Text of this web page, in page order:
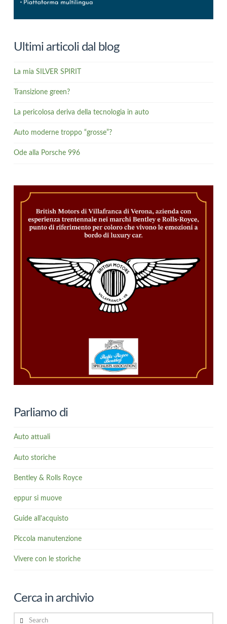
Ultimi articoli dal blog
La mia SILVER SPIRIT
Transizione green?
La pericolosa deriva della tecnologia in auto
Auto moderne troppo “grosse”?
Ode alla Porsche 996
Parliamo di
Auto attuali
Auto storiche
Bentley & Rolls Royce
eppur si muove
Guide all'acquisto
Piccola manutenzione
Vivere con le storiche
Cerca in archivio
Search